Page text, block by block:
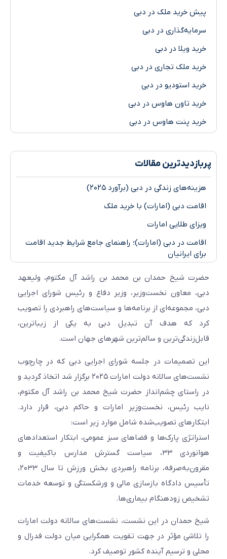
پیش خرید ملک در دبی
سرمایه‌گذاری در دبی
خرید ویلا در دبی
خرید ملک تجاری در دبی
خرید استودیو در دبی
خرید تاون هاوس در دبی
خرید پنت هاوس در دبی
پر‌بازدیدترین مقالات
هزینه‌های زندگی در دبی (برآورد ۲۰۲۵)
اقامت دبی (امارات) با خرید ملک
ویزای طلایی امارات
اقامت در دبی (امارات)؛ راهنمای جامع شرایط جدید اقامت
برای ایرانیان
حضرت شیخ حمدان بن محمد بن راشد آل مکتوم، ولیعهد
دبی، معاون نخست‌وزیر، وزیر دفاع و رئیس شورای اجرایی
دبی، مجموعه‌ای از برنامه‌ها و سیاست‌های راهبردی را تصویب
کرد که هدف آن تبدیل دبی به یکی از زیباترین،
قابل‌زندگی‌ترین و سالم‌ترین شهرهای جهان است.
این تصمیمات در جلسه شورای اجرایی دبی که در چارچوب
نشست‌های سالانه دولت امارات ۲۰۲۵ برگزار شد اتخاذ گردید و
در راستای چشم‌انداز حضرت شیخ محمد بن راشد آل مکتوم،
نایب رئیس، نخست‌وزیر امارات و حاکم دبی، قرار دارد.
ابتکارهای تصویب‌شده شامل موارد زیر است:
استراتژی پارک‌ها و فضاهای سبز عمومی، ابتکار استعدادهای
هوانوردی ۳۳، سیاست گسترش مدارس باکیفیت و
مقرون‌به‌صرفه، برنامه راهبردی بخش ورزش تا سال ۲۰۳۳،
تأسیس دادگاه بازسازی مالی و ورشکستگی و توسعه خدمات
تشخیص زودهنگام بیماری‌ها.
شیخ حمدان در این نشست، نشست‌های سالانه دولت امارات
را تلاشی مؤثر در جهت تقویت همگرایی میان دولت فدرال و
محلی و ترسیم آینده کشور توصیف کرد.